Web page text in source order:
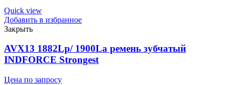
ремень
зубчатый
INDFORCE
Strongest
Quick view
Добавить в избранное
Закрыть
AVX13 1882Lp/ 1900La ремень зубчатый
INDFORCE Strongest
Цена по запросу